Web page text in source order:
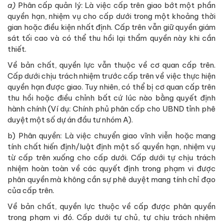
a) Phân cấp quản lý: Là việc cấp trên giao bớt một phần
quyền hạn, nhiệm vụ cho cấp dưới trong một khoảng thời
gian hoặc điều kiện nhất định. Cấp trên vẫn giữ quyền giám
sát tối cao và có thể thu hồi lại thẩm quyền này khi cần
thiết.
Về bản chất, quyền lực vẫn thuộc về cơ quan cấp trên.
Cấp dưới chịu trách nhiệm trước cấp trên về việc thực hiện
quyền hạn được giao. Tuy nhiên, có thể bị cơ quan cấp trên
thu hồi hoặc điều chỉnh bất cứ lúc nào bằng quyết định
hành chính (Ví dụ: Chính phủ phân cấp cho UBND tỉnh phê
duyệt một số dự án đầu tư nhóm A).
b) Phân quyền: Là việc chuyển giao vĩnh viễn hoặc mang
tính chất hiến định/luật định một số quyền hạn, nhiệm vụ
từ cấp trên xuống cho cấp dưới. Cấp dưới tự chịu trách
nhiệm hoàn toàn về các quyết định trong phạm vi được
phân quyền mà không cần sự phê duyệt mang tính chỉ đạo
của cấp trên.
Về bản chất, quyền lực thuộc về cấp được phân quyền
trong phạm vi đó. Cấp dưới tự chủ, tự chịu trách nhiệm